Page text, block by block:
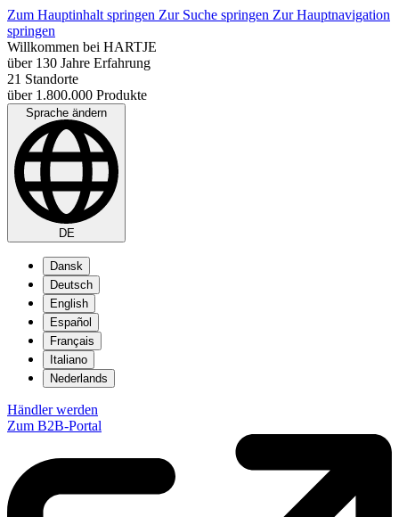
Zum Hauptinhalt springen Zur Suche springen Zur Hauptnavigation
springen
Willkommen bei HARTJE
über 130 Jahre Erfahrung
21 Standorte
über 1.800.000 Produkte
Sprache ändern
DE
Dansk
Deutsch
English
Español
Français
Italiano
Nederlands
Händler werden
Zum B2B-Portal